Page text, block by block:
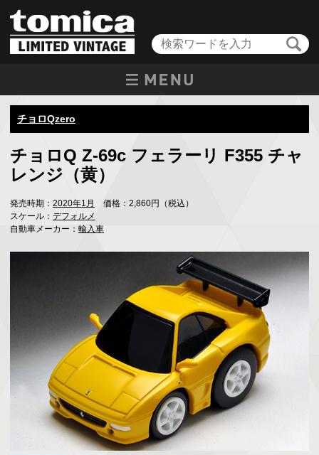
チョロQzero
チョロQ Z-69c フェラーリ F355 チャ
レンジ（黄）
発売時期： 2020年1月
価格：2,860円（税込）
スケール： デフォルメ
自動車メーカー： 輸入車